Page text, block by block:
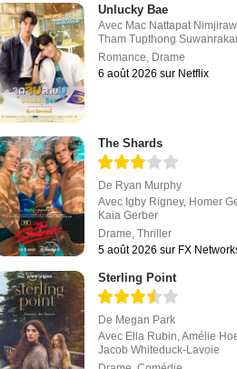
Unlucky Bae
Avec Mac Nattapat
Tham Tupthong
Romance, Drame
6 août 2026 sur Netflix
The Shards
De Ryan Murphy
Avec Igby Rigney, Homer
Kaia Gerber
Drame, Thriller
5 août 2026 sur FX
Sterling Point
De Megan Park
Avec Ella Rubin,Amélie
Jacob Whiteduck-Lavoie